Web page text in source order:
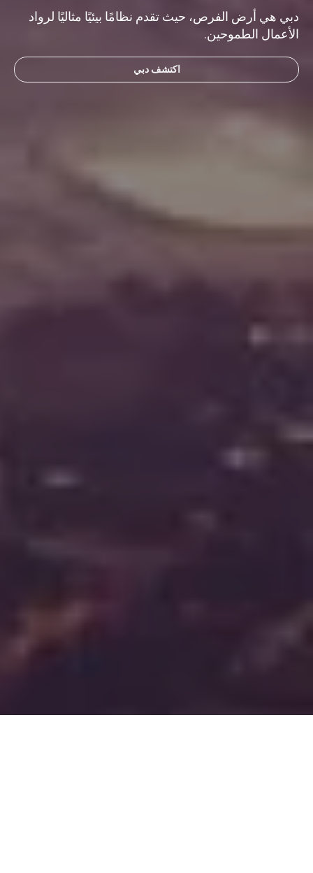
دبي هي أرض الفرص، حيث تقدم نظامًا بيئيًا مثاليًا لرواد
الأعمال الطموحين.
اكتشف دبي